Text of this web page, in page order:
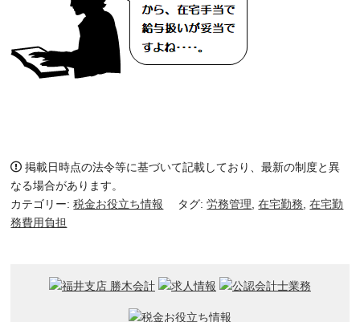
掲載日時点の法令等に基づいて記載しており、最新の制度と異
なる場合があります。
カテゴリー:税金お役立ち情報 タグ:労務管理 ,在宅勤務 ,在宅勤
務費用負担